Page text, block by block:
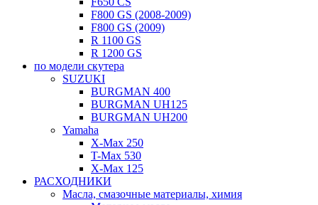
F800 GS (2008-2009)
F800 GS (2009)
R 1100 GS
R 1200 GS
по модели скутера
SUZUKI
BURGMAN 400
BURGMAN UH125
BURGMAN UH200
Yamaha
X-Max 250
T-Max 530
X-Max 125
РАСХОДНИКИ
Масла, смазочные материалы, химия